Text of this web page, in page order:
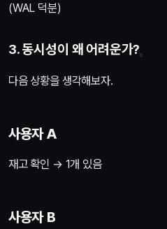
(WAL 덕분)
3. 동시성이 왜 어려운가?
다음 상황을 생각해보자.
사용자 A
재고 확인 → 1개 있음
사용자 B